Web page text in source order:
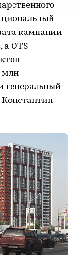
кампании
а OTS
млн
генеральный